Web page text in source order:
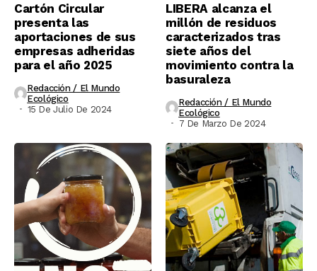
Cartón Circular
presenta las
aportaciones de sus
empresas adheridas
para el año 2025
Redacción / El Mundo
Ecológico
15 De Julio De 2024
LIBERA alcanza el
millón de residuos
caracterizados tras
siete años del
movimiento contra la
basuraleza
Redacción / El Mundo
Ecológico
7 De Marzo De 2024